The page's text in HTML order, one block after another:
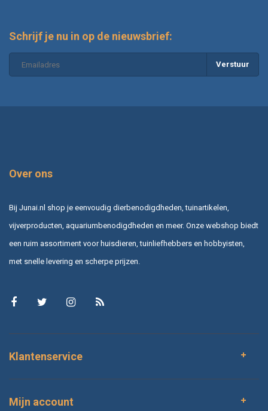
Schrijf je nu in op de nieuwsbrief:
Verstuur
Over ons
Bij Junai.nl shop je eenvoudig dierbenodigdheden, tuinartikelen,
vijverproducten, aquariumbenodigdheden en meer. Onze webshop biedt
een ruim assortiment voor huisdieren, tuinliefhebbers en hobbyisten,
met snelle levering en scherpe prijzen.
Klantenservice
Mijn account